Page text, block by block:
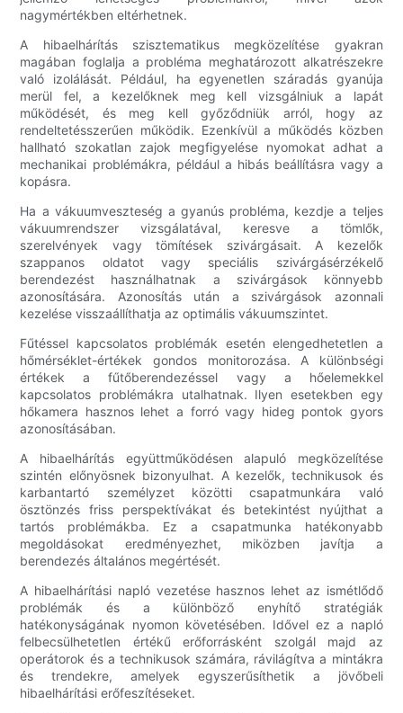
nagymértékben eltérhetnek.
A hibaelhárítás szisztematikus megközelítése gyakran
magában foglalja a probléma meghatározott alkatrészekre
való izolálását. Például, ha egyenetlen száradás gyanúja
merül fel, a kezelőknek meg kell vizsgálniuk a lapát
működését, és meg kell győződniük arról, hogy az
rendeltetésszerűen működik. Ezenkívül a működés közben
hallható szokatlan zajok megfigyelése nyomokat adhat a
mechanikai problémákra, például a hibás beállításra vagy a
kopásra.
Ha a vákuumveszteség a gyanús probléma, kezdje a teljes
vákuumrendszer vizsgálatával, keresve a tömlők,
szerelvények vagy tömítések szivárgásait. A kezelők
szappanos oldatot vagy speciális szivárgásérzékelő
berendezést használhatnak a szivárgások könnyebb
azonosítására. Azonosítás után a szivárgások azonnali
kezelése visszaállíthatja az optimális vákuumszintet.
Fűtéssel kapcsolatos problémák esetén elengedhetetlen a
hőmérséklet-értékek gondos monitorozása. A különbségi
értékek a fűtőberendezéssel vagy a hőelemekkel
kapcsolatos problémákra utalhatnak. Ilyen esetekben egy
hőkamera hasznos lehet a forró vagy hideg pontok gyors
azonosításában.
A hibaelhárítás együttműködésen alapuló megközelítése
szintén előnyösnek bizonyulhat. A kezelők, technikusok és
karbantartó személyzet közötti csapatmunkára való
ösztönzés friss perspektívákat és betekintést nyújthat a
tartós problémákba. Ez a csapatmunka hatékonyabb
megoldásokat eredményezhet, miközben javítja a
berendezés általános megértését.
A hibaelhárítási napló vezetése hasznos lehet az ismétlődő
problémák és a különböző enyhítő stratégiák
hatékonyságának nyomon követésében. Idővel ez a napló
felbecsülhetetlen értékű erőforrásként szolgál majd az
operátorok és a technikusok számára, rávilágítva a mintákra
és trendekre, amelyek egyszerűsíthetik a jövőbeli
hibaelhárítási erőfeszítéseket.